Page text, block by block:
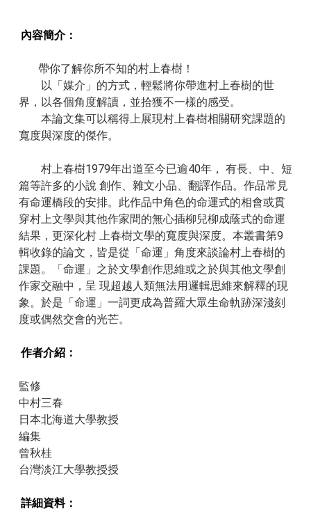
內容簡介：
帶你了解你所不知的村上春樹！
以「媒介」的方式，輕鬆將你帶進村上春樹的世
界，以各個角度解讀，並拾獲不一樣的感受。
本論文集可以稱得上展現村上春樹相關研究課題的
寬度與深度的傑作。
村上春樹1979年出道至今已逾40年， 有長、中、短
篇等許多的小說 創作、雜文小品、翻譯作品。作品常見
有命運橋段的安排。此作品中角色的命運式的相會或貫
穿村上文學與其他作家間的無心插柳兒柳成蔭式的命運
結果，更深化村 上春樹文學的寬度與深度。本叢書第9
輯收錄的論文，皆是從「命運」角度來談論村上春樹的
課題。「命運」之於文學創作思維或之於與其他文學創
作家交融中，呈 現超越人類無法用邏輯思維來解釋的現
象。於是「命運」一詞更成為普羅大眾生命軌跡深淺刻
度或偶然交會的光芒。
作者介紹：
監修
中村三春
日本北海道大學教授
編集
曾秋桂
台灣淡江大學教授授
詳細資料：​​